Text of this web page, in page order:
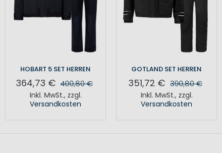
HOBART 5 SET HERREN
364,73 € 400,80 €
Inkl. MwSt., zzgl.
Versandkosten
GOTLAND SET HERREN
351,72 € 390,80 €
Inkl. MwSt., zzgl.
Versandkosten